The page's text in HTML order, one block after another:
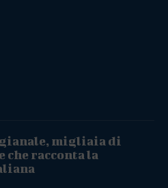
migliaia di
che racconta la